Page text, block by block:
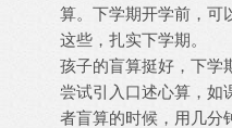
算。下学期开学前，可
这些，扎实下学期。
孩子的盲算挺好，下学
尝试引入口述心算，如
者盲算的时候，用几分